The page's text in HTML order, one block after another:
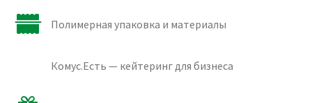
Полимерная упаковка и материалы
Комус.Есть — кейтеринг для бизнеса